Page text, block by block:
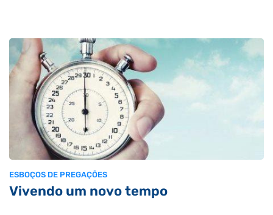
ESBOÇOS DE PREGAÇÕES
Vivendo um novo tempo